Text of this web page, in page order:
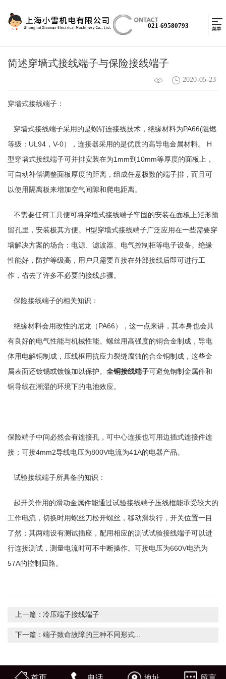
021-69580793
简述穿墙式接线端子与保险接线端子
2020-05-23
穿墙式接线端子：
穿墙式接线端子采用的是螺钉连接线技术，绝缘材料为PA66(阻燃
等级：UL94，V-0），连接器采用的是优质的高导电金属材料。 H
型穿墙式接线端子可并排安装在为1mm到10mm等厚度的面板上，
可自动补偿调整面板厚度的距离，组成任意极数的端子排，而且可
以使用隔离板来增加空气间隙和爬电距离。
不需要任何工具便可将穿墙式接线端子牢固的安装在面板上矩形预
留孔里，安装极其方便。H型穿墙式接线端子广泛应用在一些需要穿
墙解决方案的场合：电源、滤波器、电气控制柜等电子设备。绝缘
性能好，防护等级高，用户只需要直接在外部接线后即可进行工
作，省去了许多不必要的接线步骤。
保险接线端子的相关知识：
绝缘材料会用改性的尼龙（PA66），这一点来讲，其本身也会具
有良好的电气性能与机械性能。螺丝用高强度的铜合金制成，导电
体用电解铜制成，压线框用抗应力裂缝腐蚀的合金铜制成，这些金
属表面还镀锡或镀镍加以保护。 全铜接线端子可避免钢制金属件和
铜导线在潮湿的环境下的电池效应。
保险端子中间必然会有连接孔，可中心连接也可用边插式连接件连
接；可接4mm2导线电压为800V电流为41A的电器产品。
试验接线端子所具备的知识：
起开关作用的滑动金属件能通过试验接线端子压线框能承受较大的
工作电流，切换时用螺丝刀松开螺丝，移动滑块行，开关位置一目
了然；其两端设有测试插座，配用相应的测试试验接线端子可以进
行连接测试，测量电流时可不中断操作。可接电压为660V电流为
57A的控制回路。
上一篇：冷压端子接线端子
下一篇：端子致命故障的三种不同形式...